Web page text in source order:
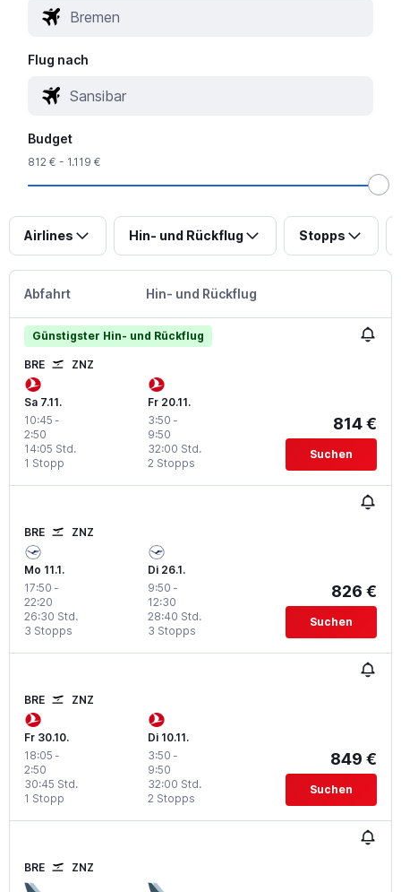
Flug nach
Budget
812 € - 1.119 €
Airlines Hin- und Rückflug Stopps
Abfahrt Hin- und Rückflug
Günstigster Hin- und Rückflug
BRE ZNZ
Sa 7.11.
10:45 -
2:50
1 Stopp
14:05 Std.
Fr 20.11.
3:50 -
9:50
2 Stopps
32:00 Std.
814 €
Suchen
BRE ZNZ
Mo 11.1.
17:50 -
22:20
3 Stopps
26:30 Std.
Di 26.1.
9:50 -
12:30
3 Stopps
28:40 Std.
826 €
Suchen
BRE ZNZ
Fr 30.10.
18:05 -
2:50
1 Stopp
30:45 Std.
Di 10.11.
3:50 -
9:50
2 Stopps
32:00 Std.
849 €
Suchen
BRE ZNZ